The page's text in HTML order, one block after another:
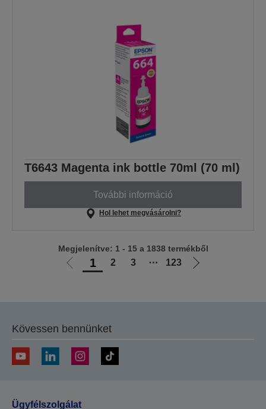
T6643 Magenta ink bottle 70ml (70 ml)
További információ
Hol lehet megvásárolni?
Előző
1 2 3 ⋯ 123
Következő
Megjelenítve: 1 - 15 a 1838 termékből
Kövessen bennünket
Ügyfélszolgálat